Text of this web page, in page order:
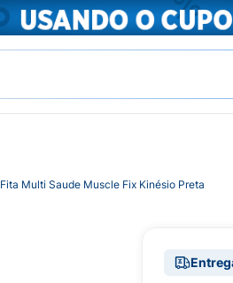
Fita Multi Saude Muscle Fix Kinésio Preta